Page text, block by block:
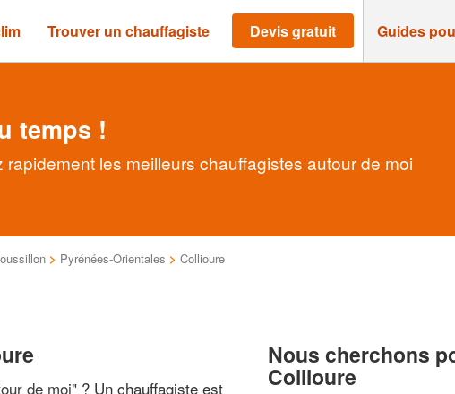
Trouver un chauffagiste Devis gratuit Guides
temps !
les meilleurs chauffagistes autour de moi
> Pyrénées-Orientales > Collioure
de moi" ? Un chauffagiste est
Nous cherchons
Collioure